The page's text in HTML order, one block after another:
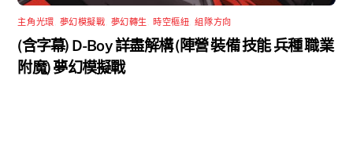
主角光環 夢幻模擬戰 夢幻轉生 時空樞紐 ,組隊方向
(含字幕) D-Boy 詳盡解構 (陣營 裝備 技能 兵種 職業
附魔) 夢幻模擬戰